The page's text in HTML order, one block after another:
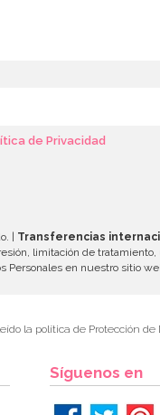
de Privacidad
| Transferencias
limitación de
Personales en nuestro sitio
la política de Protección de
Síguenos en